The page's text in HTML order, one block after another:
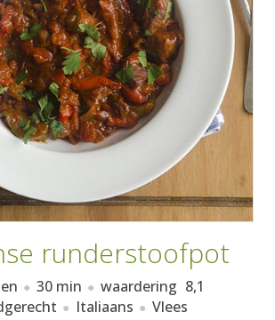
WEEKMENU'S
KOOKBOEKEN
runderstoofpot
30 min waardering 8,1
Italiaans Vlees